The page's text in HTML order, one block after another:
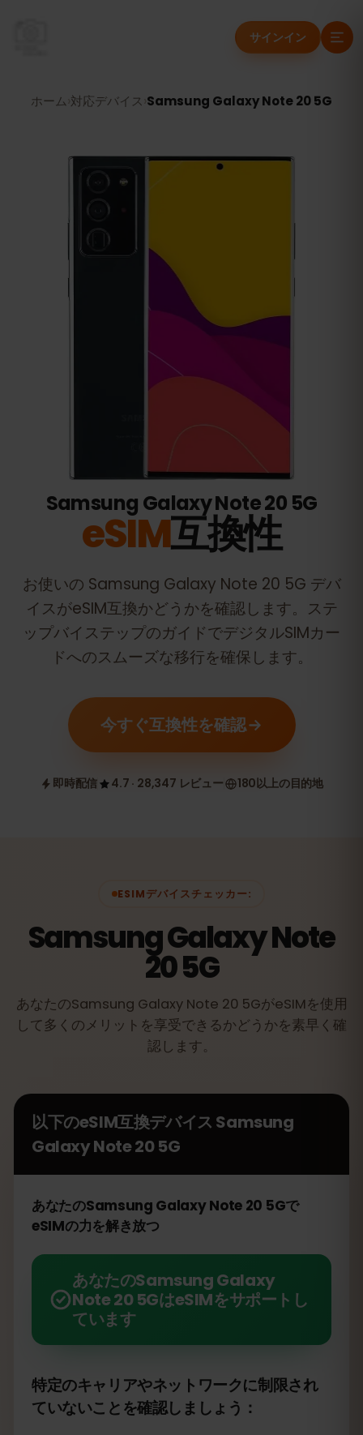
サインイン
ホーム 対応デバイス Samsung Galaxy Note 20 5G
Samsung Galaxy Note 20 5G
eSIM互換性
お使いの Samsung Galaxy Note 20 5G デバ
イスがeSIM互換かどうかを確認します。ステ
ップバイステップのガイドでデジタルSIMカー
ドへのスムーズな移行を確保します。
今すぐ互換性を確認
即時配信 4.7 · 28,347 レビュー 180以上の目的地
ESIMデバイスチェッカー:
Samsung Galaxy Note
20 5G
あなたのSamsung Galaxy Note 20 5GがeSIMを使用
して多くのメリットを享受できるかどうかを素早く確
認します。
以下のeSIM互換デバイス Samsung
Galaxy Note 20 5G
あなたのSamsung Galaxy Note 20 5Gで
eSIMの力を解き放つ
あなたのSamsung Galaxy
Note 20 5GはeSIMをサポートし
ています
特定のキャリアやネットワークに制限され
ていないことを確認しましょう：